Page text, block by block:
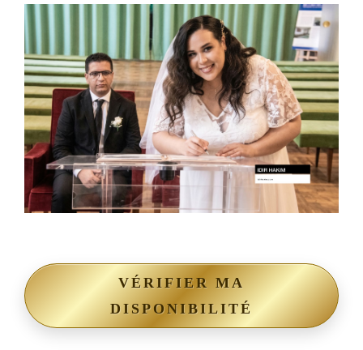
VÉRIFIER MA
DISPONIBILITÉ